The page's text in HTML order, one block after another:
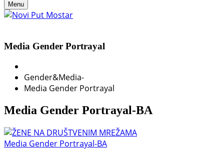
Menu
Media Gender Portrayal
Gender&Media-
Media Gender Portrayal
Media Gender Portrayal-BA
Media Gender Portrayal-BA